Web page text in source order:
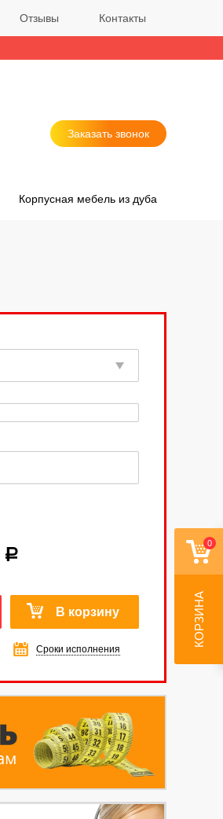
Отзывы Контакты
Заказать звонок
Корпусная мебель из дуба
a
В корзину
Сроки исполнения
0
КОРЗИНА